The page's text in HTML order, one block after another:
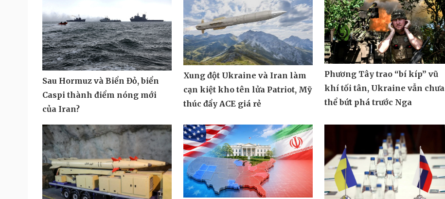
Sau Hormuz và Biển Đỏ, biển
Caspi thành điểm nóng mới
của Iran?
Xung đột Ukraine và Iran làm
cạn kiệt kho tên lửa Patriot, Mỹ
thúc đẩy ACE giá rẻ
Phương Tây trao “bí kíp” vũ
khí tối tân, Ukraine vẫn chưa
thể bứt phá trước Nga